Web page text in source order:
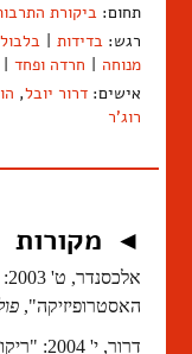
תחום: ביקורת
רגש: בדידות בלבול
מנוחה
חרדה ופחד
אישים: דרור יובל,
רוג'ר
◄ מקורות
האסטרופיזיקה",
דרור, י' 2004: "ריקודו המסגיר של החור השחור",